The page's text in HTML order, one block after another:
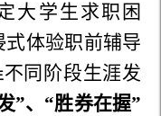
大学生求职困
体验职前辅导
不同阶段生涯发
”、“胜券在握”